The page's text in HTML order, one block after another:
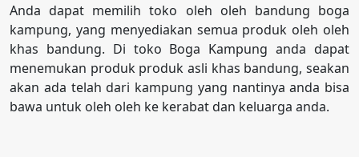
Anda dapat memilih toko oleh oleh bandung boga
kampung, yang menyediakan semua produk oleh oleh
khas bandung. Di toko Boga Kampung anda dapat
menemukan produk produk asli khas bandung, seakan
akan ada telah dari kampung yang nantinya anda bisa
bawa untuk oleh oleh ke kerabat dan keluarga anda.